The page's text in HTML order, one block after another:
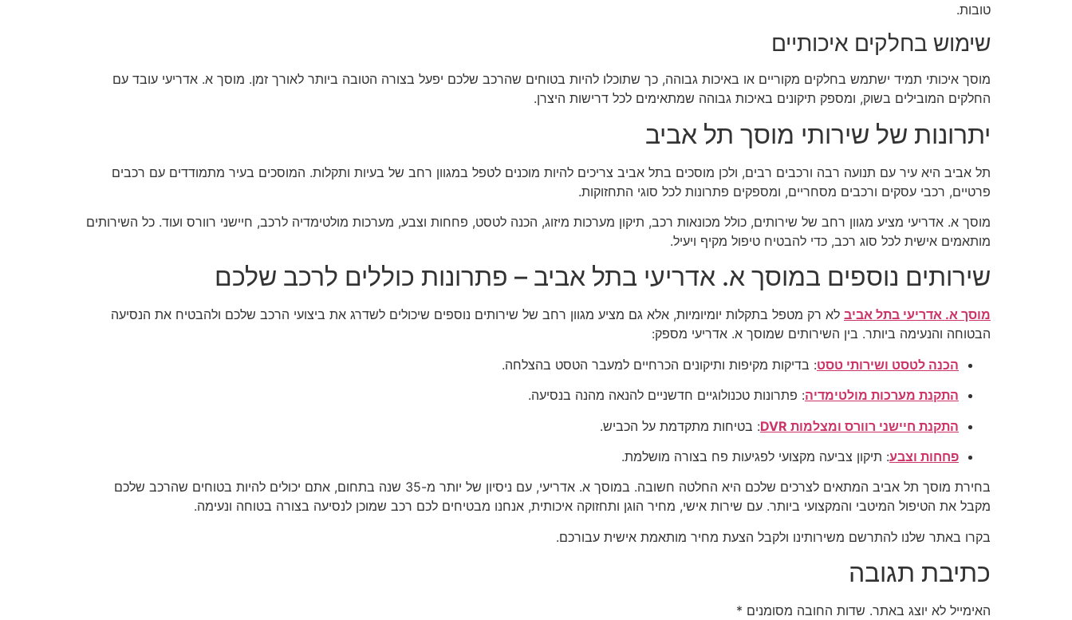
טובות.
שימוש בחלקים איכותיים
מוסך איכותי תמיד ישתמש בחלקים מקוריים או באיכות גבוהה, כך שתוכלו להיות בטוחים שהרכב שלכם יפעל בצורה הטובה ביותר לאורך זמן. מוסך א. אדריעי עובד עם
החלקים המובילים בשוק, ומספק תיקונים באיכות גבוהה שמתאימים לכל דרישות היצרן.
יתרונות של שירותי מוסך תל אביב
תל אביב היא עיר עם תנועה רבה ורכבים רבים, ולכן מוסכים בתל אביב צריכים להיות מוכנים לטפל במגוון רחב של בעיות ותקלות. המוסכים בעיר מתמודדים עם רכבים
פרטיים, רכבי עסקים ורכבים מסחריים, ומספקים פתרונות לכל סוגי התחזוקות.
מוסך א. אדריעי מציע מגוון רחב של שירותים, כולל מכונאות רכב, תיקון מערכות מיזוג, הכנה לטסט, פחחות וצבע, מערכות מולטימדיה לרכב, חיישני רוורס ועוד. כל השירותים
מותאמים אישית לכל סוג רכב, כדי להבטיח טיפול מקיף ויעיל.
שירותים נוספים במוסך א. אדריעי בתל אביב – פתרונות כוללים לרכב שלכם
מוסך א. אדריעי בתל אביב לא רק מטפל בתקלות יומיומיות, אלא גם מציע מגוון רחב של שירותים נוספים שיכולים לשדרג את ביצועי הרכב שלכם ולהבטיח את הנסיעה
הבטוחה והנעימה ביותר. בין השירותים שמוסך א. אדריעי מספק:
הכנה לטסט ושירותי טסט: בדיקות מקיפות ותיקונים הכרחיים למעבר הטסט בהצלחה.
התקנת מערכות מולטימדיה: פתרונות טכנולוגיים חדשניים להנאה מהנה בנסיעה.
התקנת חיישני רוורס ומצלמות DVR
: בטיחות מתקדמת על הכביש.
פחחות וצבע: תיקון צביעה מקצועי לפגיעות פח בצורה מושלמת.
בחירת מוסך תל אביב המתאים לצרכים שלכם היא החלטה חשובה. במוסך א. אדריעי, עם ניסיון של יותר מ-35 שנה בתחום, אתם יכולים להיות בטוחים שהרכב שלכם
מקבל את הטיפול המיטבי והמקצועי ביותר. עם שירות אישי, מחיר הוגן ותחזוקה איכותית, אנחנו מבטיחים לכם רכב שמוכן לנסיעה בצורה בטוחה ונעימה.
בקרו באתר שלנו להתרשם משירותינו ולקבל הצעת מחיר מותאמת אישית עבורכם.
כתיבת תגובה
האימייל לא יוצג באתר. שדות החובה מסומנים *